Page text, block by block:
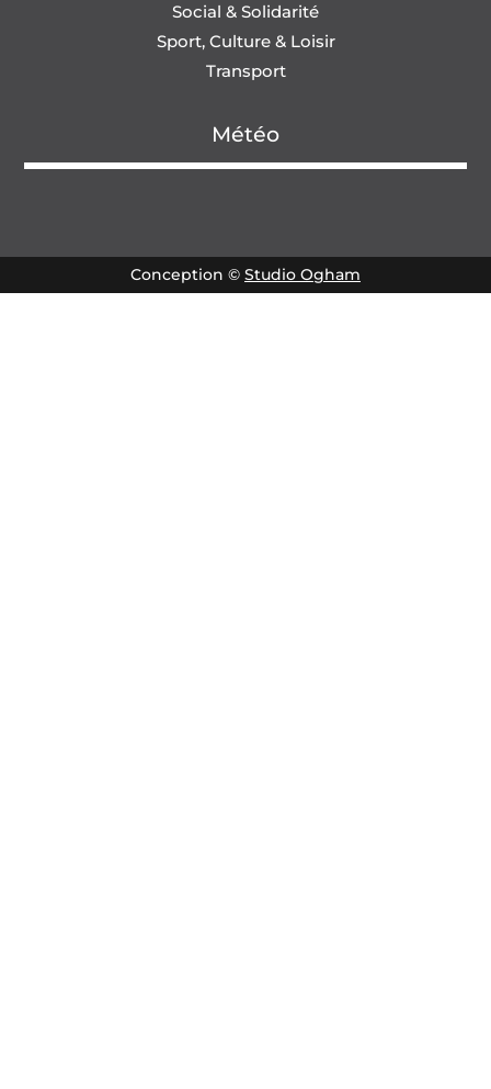
Social & Solidarité
Sport, Culture & Loisir
Transport
Météo
Conception © Studio Ogham